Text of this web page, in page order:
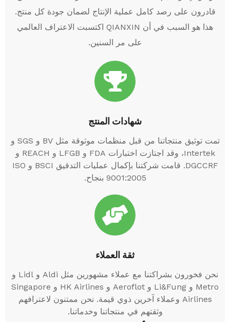
قادرون على رصد كامل عملية الإنتاج لضمان جودة كل منتج.
هذا هو السبب في أن QIANXIN اكتسبت الاعتراف العالمي
على مر السنين.
شهادات المنتج
تمت توثيق منتجاتنا من قبل منظمات موثوقة مثل BV و SGS و
Intertek، وقد اجتازت اختبارات FDA و LFGB و REACH و
DGCCRF. قامت شركتنا بإكمال عمليات التدقيق BSCI و ISO
9001:2005 بنجاح.
ثقة العملاء
نحن فخورون بشراكتنا مع عملاء مشهورين مثل Aldi و Lidl و
Metro و Li&Fung و Aeroflot و HK Airlines و Singapore
Airlines وعملاء آخرين ذوي قيمة. نحن ممتنون لاعترافهم
وثقتهم في منتجاتنا وخدماتنا.